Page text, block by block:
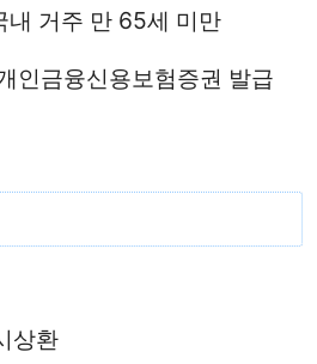
내 거주 만 65세 미만
인금융신용보험증권 발급
상환